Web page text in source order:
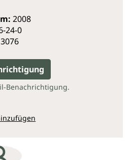
mit dem in der
eine erfolgreiche
werden kann.
2008
24-0
Benachrichtigung.